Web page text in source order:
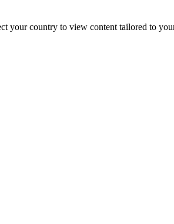
your country to view content tailored to